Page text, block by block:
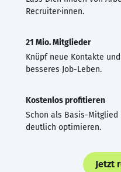
Recruiter·innen.
21 Mio. Mitglieder
Knüpf neue Kontakte
besseres Job-Leben.
Kostenlos profitieren
Schon als Basis-Mitglied
deutlich optimieren.
Jetzt